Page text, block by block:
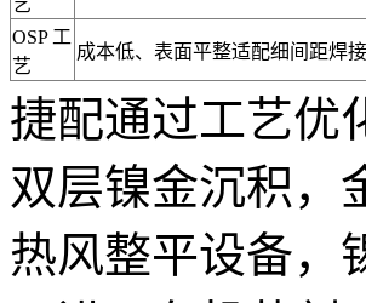
艺
OSP 工
艺
成本低、表面平整适配细间距焊
捷配通过工艺优
双层镍金沉积，
热风整平设备，